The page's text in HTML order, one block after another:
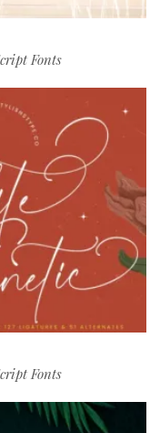
Fonts
Fonts